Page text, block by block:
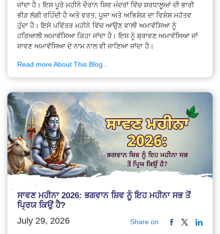
ਜਾਂਦਾ ਹੈ। ਇਸ ਪੂਰੇ ਮਹੀਨੇ ਦੌਰਾਨ ਸ਼ਿਵ ਮੰਦਰਾਂ ਵਿੱਚ ਸ਼ਰਧਾਲੂਆਂ ਦੀ ਭਾਰੀ
ਭੀੜ ਲੱਗੀ ਰਹਿੰਦੀ ਹੈ ਅਤੇ ਵਰਤ, ਪੂਜਾ ਅਤੇ ਅਭਿਸ਼ੇਕ ਦਾ ਵਿਸ਼ੇਸ਼ ਮਹੱਤਵ
ਹੁੰਦਾ ਹੈ। ਇਸੇ ਪਵਿੱਤਰ ਮਹੀਨੇ ਵਿੱਚ ਆਉਣ ਵਾਲੀ ਅਮਾਵੱਸਿਆ ਨੂੰ
ਹਰਿਆਲੀ ਅਮਾਵੱਸਿਆ ਕਿਹਾ ਜਾਂਦਾ ਹੈ। ਇਸ ਨੂੰ ਸ਼੍ਰਾਵਣ ਅਮਾਵੱਸਿਆ ਜਾਂ
ਸਾਵਣ ਅਮਾਵੱਸਿਆ ਦੇ ਨਾਮ ਨਾਲ ਵੀ ਜਾਣਿਆ ਜਾਂਦਾ ਹੈ।
Read more About This Blog...
ਸਾਵਣ ਮਹੀਨਾ 2026: ਭਗਵਾਨ ਸ਼ਿਵ ਨੂੰ ਇਹ ਮਹੀਨਾ ਸਭ ਤੋਂ
ਪ੍ਰਿਯ ਕਿਉਂ ਹੈ?
July 29, 2026 Share on